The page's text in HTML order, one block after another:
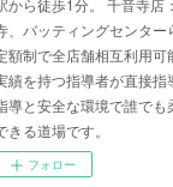
から徒歩1分。 千音寺店
、バッティングセンター
額制で全店舗相互利用
績を持つ指導者が直接指
導と安全な環境で誰で
きる道場です。
フォロー